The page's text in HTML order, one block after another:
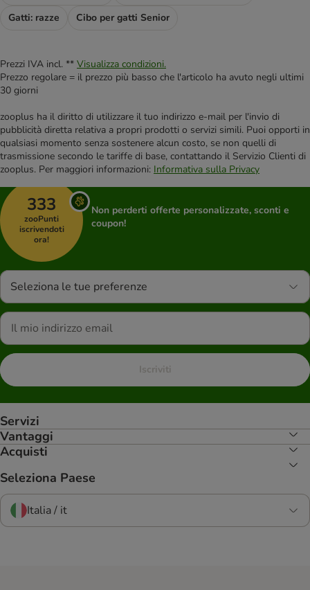
Gatti: razze
Cibo per gatti Senior
Prezzi IVA incl. ** Visualizza condizioni.
Prezzo regolare = il prezzo più basso che l'articolo ha avuto negli ultimi
30 giorni
zooplus ha il diritto di utilizzare il tuo indirizzo e-mail per l'invio di
pubblicità diretta relativa a propri prodotti o servizi simili. Puoi opporti in
qualsiasi momento senza sostenere alcun costo, se non quelli di
trasmissione secondo le tariffe di base, contattando il Servizio Clienti di
zooplus. Per maggiori informazioni: Informativa sulla Privacy
333
zooPunti
iscrivendoti
ora!
Non perderti offerte personalizzate, sconti e
coupon!
Seleziona le tue preferenze
Iscriviti
Servizi
Vantaggi
Acquisti
Seleziona Paese
Italia / it